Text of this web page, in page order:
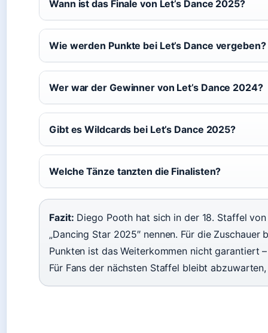
Wann ist das Finale von Let’s Dance 2025?
Wie werden Punkte bei Let’s Dance vergeben?
Wer war der Gewinner von Let’s Dance 2024?
Gibt es Wildcards bei Let’s Dance 2025?
Welche Tänze tanzten die Finalisten?
Fazit: Diego Pooth hat sich in der 18. Staffel
„Dancing Star 2025″ nennen. Für die
Punkten ist das Weiterkommen nicht garantiert
Für Fans der nächsten Staffel bleibt